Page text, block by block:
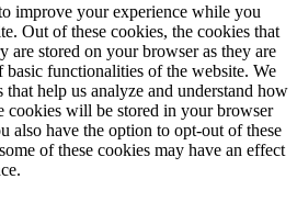
improve your experience while you
Out of these cookies, the cookies that
are stored on your browser as they are
functionalities of the website. We
help us analyze and understand how
cookies will be stored in your browser
also have the option to opt-out of these
of these cookies may have an effect